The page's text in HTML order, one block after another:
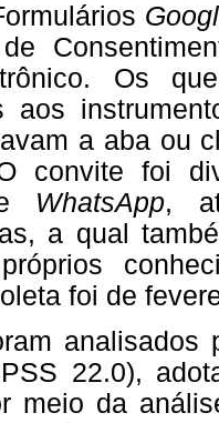
Os
aos
a aba ou
convite foi
WhatsApp,
a qual
foi de
22.0),
meio da